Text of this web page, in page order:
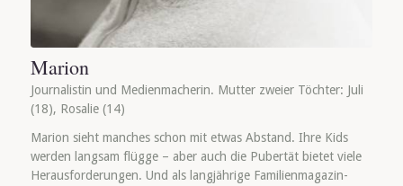
Marion
Journalistin und Medienmacherin. Mutter zweier Töchter: Juli
(18), Rosalie (14)
Marion sieht manches schon mit etwas Abstand. Ihre Kids
werden langsam flügge – aber auch die Pubertät bietet viele
Herausforderungen. Und als langjährige Familienmagazin-